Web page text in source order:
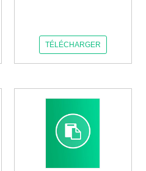
TÉLÉCHARGER